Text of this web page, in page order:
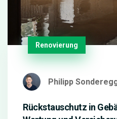
Renovierung
Philipp
Rückstauschutz in